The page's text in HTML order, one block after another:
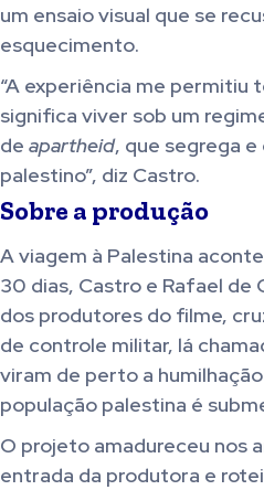
um ensaio visual que se
esquecimento.
“A experiência me permitiu
significa viver sob um
de apartheid, que segrega
palestino”, diz Castro.
Sobre a produção
A viagem à Palestina
30 dias, Castro e Rafael
dos produtores do filme,
de controle militar, lá
viram de perto a
população palestina é
O projeto amadureceu nos
entrada da produtora e